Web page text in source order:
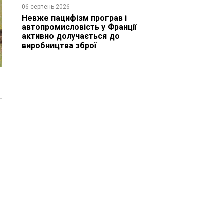
06 серпень 2026
Невже пацифізм програв і
автопромисловість у Франції
активно долучається до
виробництва зброї